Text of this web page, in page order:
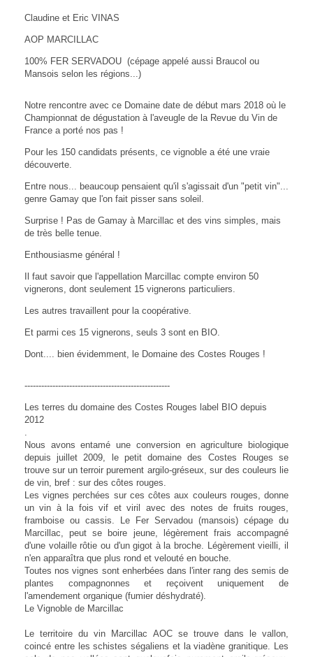
Claudine et Eric VINAS
AOP MARCILLAC
100% FER SERVADOU (cépage appelé aussi Braucol ou
Mansois selon les régions...)
Notre rencontre avec ce Domaine date de début mars 2018 où le
Championnat de dégustation à l'aveugle de la Revue du Vin de
France a porté nos pas !
Pour les 150 candidats présents, ce vignoble a été une vraie
découverte.
Entre nous... beaucoup pensaient qu'il s'agissait d'un "petit vin"...
genre Gamay que l'on fait pisser sans soleil.
Surprise ! Pas de Gamay à Marcillac et des vins simples, mais
de très belle tenue.
Enthousiasme général !
Il faut savoir que l'appellation Marcillac compte environ 50
vignerons, dont seulement 15 vignerons particuliers.
Les autres travaillent pour la coopérative.
Et parmi ces 15 vignerons, seuls 3 sont en BIO.
Dont.... bien évidemment, le Domaine des Costes Rouges !
----------------------------------------------------
Les terres du domaine des Costes Rouges label BIO depuis
2012
.
Nous avons entamé une conversion en agriculture biologique
depuis juillet 2009, le petit domaine des Costes Rouges se
trouve sur un terroir purement argilo-gréseux, sur des couleurs lie
de vin, bref : sur des côtes rouges.
Les vignes perchées sur ces côtes aux couleurs rouges, donne
un vin à la fois vif et viril avec des notes de fruits rouges,
framboise ou cassis. Le Fer Servadou (mansois) cépage du
Marcillac, peut se boire jeune, légèrement frais accompagné
d'une volaille rôtie ou d'un gigot à la broche. Légèrement vieilli, il
n'en apparaîtra que plus rond et velouté en bouche.
Toutes nos vignes sont enherbées dans l'inter rang des semis de
plantes compagnonnes et reçoivent uniquement de
l'amendement organique (fumier déshydraté).
Le Vignoble de Marcillac
Le territoire du vin Marcillac AOC se trouve dans le vallon,
coincé entre les schistes ségaliens et la viadène granitique. Les